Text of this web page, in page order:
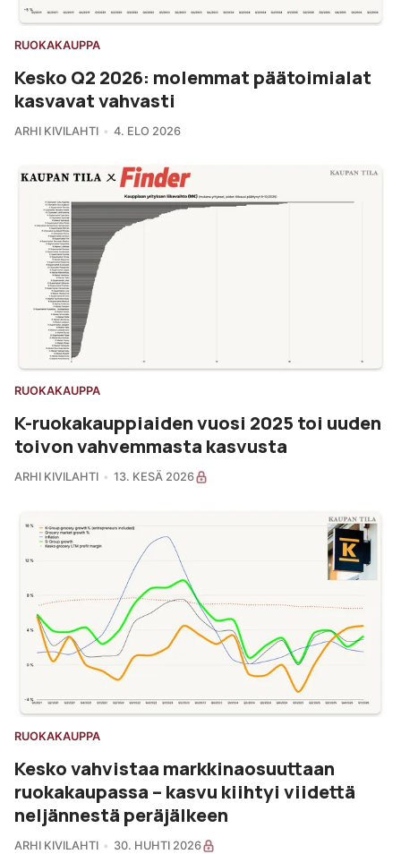
RUOKAKAUPPA
Kesko Q2 2026: molemmat päätoimialat
kasvavat vahvasti
ARHI KIVILAHTI 4. ELO 2026
RUOKAKAUPPA
K-ruokakauppiaiden vuosi 2025 toi uuden
toivon vahvemmasta kasvusta
ARHI KIVILAHTI 13. KESÄ 2026
RUOKAKAUPPA
Kesko vahvistaa markkinaosuuttaan
ruokakaupassa – kasvu kiihtyi viidettä
neljännestä peräjälkeen
ARHI KIVILAHTI 30. HUHTI 2026